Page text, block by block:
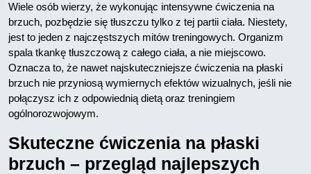
Wiele osób wierzy, że wykonując intensywne ćwiczenia na
brzuch, pozbędzie się tłuszczu tylko z tej partii ciała. Niestety,
jest to jeden z najczęstszych mitów treningowych. Organizm
spala tkankę tłuszczową z całego ciała, a nie miejscowo.
Oznacza to, że nawet najskuteczniejsze ćwiczenia na płaski
brzuch nie przyniosą wymiernych efektów wizualnych, jeśli nie
połączysz ich z odpowiednią dietą oraz treningiem
ogólnorozwojowym.
Skuteczne ćwiczenia na płaski
brzuch – przegląd najlepszych